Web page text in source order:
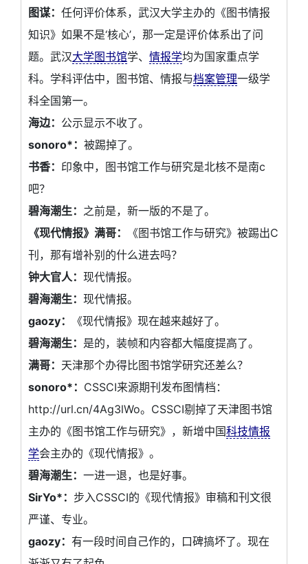
图谋： 任何评价体系，武汉大学主办的《图书情报
知识》如果不是‘核心’，那一定是评价体系出了问
题。武汉大学图书馆学、 情报学均为国家重点学
科。学科评估中，图书馆、情报与档案管理一级学
科全国第一。
海边： 公示显示不收了。
sonoro*： 被踢掉了。
书香： 印象中，图书馆工作与研究是北核不是南c
吧？
碧海潮生： 之前是，新一版的不是了。
《现代情报》满哥：
《图书馆工作与研究》被踢出C
刊，那有增补别的什么进去吗？
钟大官人： 现代情报。
碧海潮生： 现代情报。
gaozy：
《现代情报》现在越来越好了。
碧海潮生： 是的，装帧和内容都大幅度提高了。
满哥： 天津那个办得比图书馆学研究还差么？
sonoro*： CSSCI来源期刊发布图情档：
http://url.cn/4Ag3lWo。CSSCI剔掉了天津图书馆
主办的《图书馆工作与研究》，新增中国科技情报
学会主办的《现代情报》。
碧海潮生： 一进一退，也是好事。
SirYo*： 步入CSSCI的《现代情报》审稿和刊文很
严谨、专业。
gaozy： 有一段时间自己作的，口碑搞坏了。现在